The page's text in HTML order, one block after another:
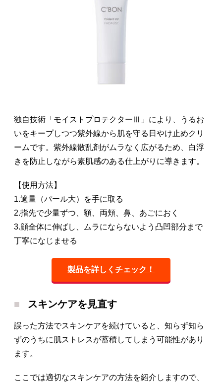
独自技術「モイストプロテクターⅢ」により、うるお
いをキープしつつ紫外線から肌を守る日やけ止めクリ
ームです。紫外線散乱剤がムラなく広がるため、白浮
きを防止しながら素肌感のある仕上がりに導きます。
【使用方法】
1.適量（パール大）を手に取る
2.指先で少量ずつ、額、両頬、鼻、あごにおく
3.顔全体に伸ばし、ムラにならないよう凸凹部分まで
丁寧になじませる
製品を詳しくチェック！
スキンケアを見直す
誤った方法でスキンケアを続けていると、知らず知ら
ずのうちに肌ストレスが蓄積してしまう可能性があり
ます。
ここでは適切なスキンケアの方法を紹介しますので、